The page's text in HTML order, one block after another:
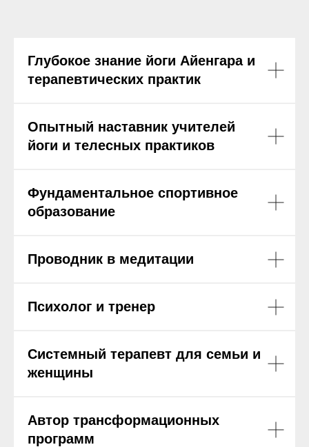
Глубокое знание йоги Айенгара и
терапевтических практик
Опытный наставник учителей
йоги и телесных практиков
Фундаментальное спортивное
образование
Проводник в медитации
Психолог и тренер
Системный терапевт для семьи и
женщины
Автор трансформационных
программ